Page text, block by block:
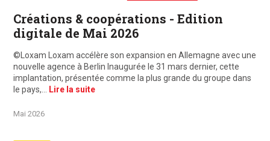
Créations & coopérations - Edition
digitale de Mai 2026
©Loxam Loxam accélère son expansion en Allemagne avec une
nouvelle agence à Berlin Inaugurée le 31 mars dernier, cette
implantation, présentée comme la plus grande du groupe dans
le pays,…
Lire la suite
Mai 2026